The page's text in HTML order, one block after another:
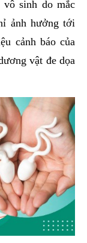
vô sinh do mắc
ảnh hưởng tới
cảnh báo của
vật đe dọa